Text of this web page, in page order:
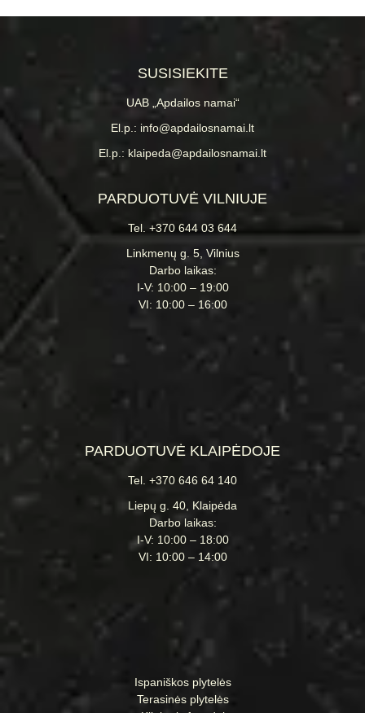
SUSISIEKITE
UAB „Apdailos namai“
El.p.: info@apdailosnamai.lt
El.p.: klaipeda@apdailosnamai.lt
PARDUOTUVĖ VILNIUJE
Tel. +370 644 03 644
Linkmenų g. 5, Vilnius
Darbo laikas:
I-V: 10:00 – 19:00
VI: 10:00 – 16:00
PARDUOTUVĖ KLAIPĖDOJE
Tel. +370 646 64 140
Liepų g. 40, Klaipėda
Darbo laikas:
I-V: 10:00 – 18:00
VI: 10:00 – 14:00
Ispaniškos plytelės
Terasinės plytelės